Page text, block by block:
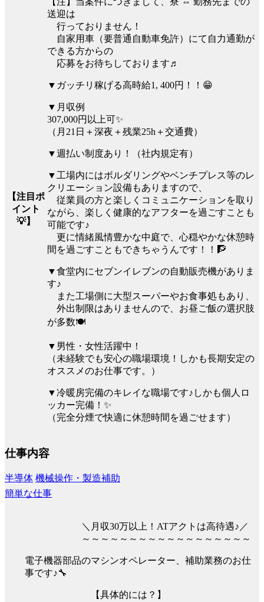
【注目ポ
イント
💡】
送迎は
行っておりません！
自家用車（要普通自動車免許）にて自力通勤が
できる方からの
応募をお待ちしております♬
▼ガッチリ稼げる高時給1, 400円！！😁
▼月収例
307,000円以上可✨
（月21日＋深夜＋残業25h＋交通費）
▼週払い制度あり！（社内規定有）
▼工場内にはボルダリングやベンチプレス等のレ
クリエーション設備もありますので、
従業員の方と楽しくコミュニケーションを取り
ながら、楽しく健康的なアフターを過ごすことも
可能です♪
更に情緒風情豊かな中庭で、心穏やかな休憩時
間を過ごすこともできちゃうんです！！🧗
▼食堂内にセブンイレブンの自動販売機がありま
す♪
また工場側に大型スーパーやお食事処もあり、
外出制限はありませんので、お昼ご飯の選択肢
が多数🍽️
▼男性・女性活躍中！
（未経験でも安心の職場環境！しかも長期安定の
オススメのお仕事です。）
▼冷暖房完備のキレイな職場です♪しかも個人ロ
ッカー完備！✨
（完全分煙で快適に休憩時間を過ごせます）
仕事内容
半導体 機械操作・製造補助
簡単な仕事
＼月収30万以上！ATアクトは高待遇♪／
～～～～～～～～～～～～～～～～～～
電子機器部品のマシンオペレーター、補助業務のお仕
事です♪🔧
【具体的には？】